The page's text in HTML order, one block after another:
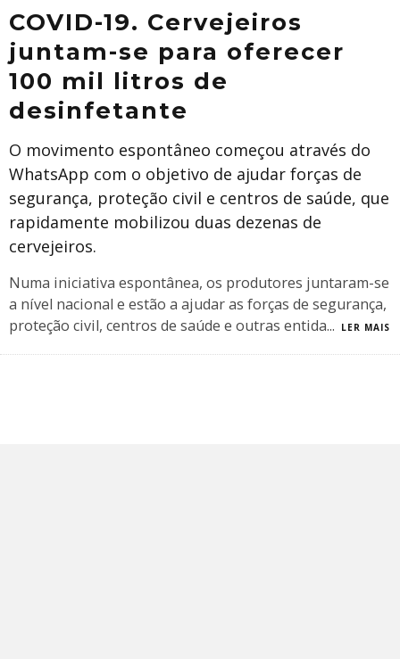
COVID-19. Cervejeiros
juntam-se para oferecer
100 mil litros de
desinfetante
O movimento espontâneo começou através do
WhatsApp com o objetivo de ajudar forças de
segurança, proteção civil e centros de saúde, que
rapidamente mobilizou duas dezenas de
cervejeiros.
Numa iniciativa espontânea, os produtores juntaram-se
a nível nacional e estão a ajudar as forças de segurança,
proteção civil, centros de saúde e outras entida... LER MAIS